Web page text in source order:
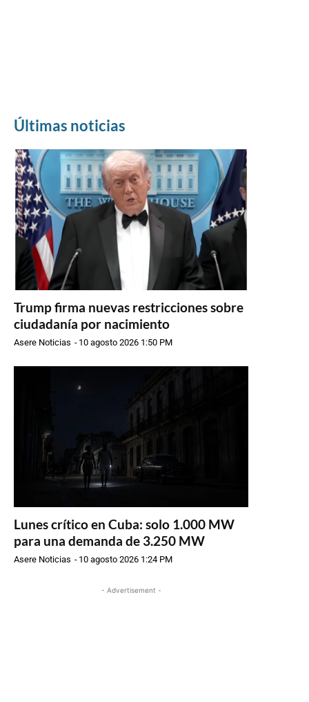
Últimas noticias
Trump firma nuevas restricciones sobre
ciudadanía por nacimiento
Asere Noticias - 10 agosto 2026 1:50 PM
Lunes crítico en Cuba: solo 1.000 MW
para una demanda de 3.250 MW
Asere Noticias - 10 agosto 2026 1:24 PM
- Advertisement -